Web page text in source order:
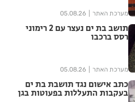
מערכת האתר 05.08.26
תושב בת ים נעצר עם 2 רימוני
רסס ברכבו
מערכת האתר 05.08.26
כתב אישום נגד תושבת בת ים
בעקבות התעללות בפעוטות בגן